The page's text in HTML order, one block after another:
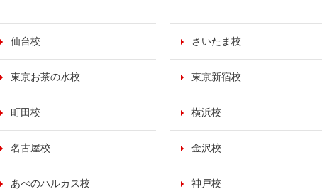
仙台校 さいたま校
東京お茶の水校 東京新宿校
町田校 横浜校
名古屋校 金沢校
あべのハルカス校 神戸校